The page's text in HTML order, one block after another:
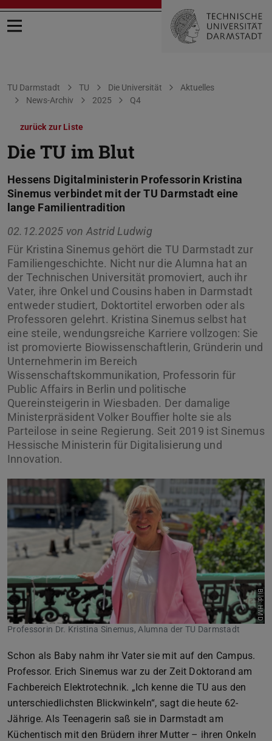
Menü öffnen
Sie befinden sich hier:
TU Darmstadt TU Die Universität
Aktuelles
News-Archiv
2025 Q4
zurück zur Liste
Die TU im Blut
Hessens Digitalministerin Professorin Kristina
Sinemus verbindet mit der TU Darmstadt eine
lange Familientradition
02.12.2025 von Astrid Ludwig
Für Kristina Sinemus gehört die TU Darmstadt zur
Familiengeschichte. Nicht nur die Alumna hat an
der Technischen Universität promoviert, auch ihr
Vater, ihre Onkel und Cousins haben in Darmstadt
entweder studiert, Doktortitel erworben oder als
Professoren gelehrt. Kristina Sinemus selbst hat
eine steile, wendungsreiche Karriere vollzogen: Sie
ist promovierte Biowissenschaftlerin, Gründerin und
Unternehmerin im Bereich
Wissenschaftskommunikation, Professorin für
Public Affairs in Berlin und politische
Quereinsteigerin in Wiesbaden. Der damalige
Ministerpräsident Volker Bouffier holte sie als
Parteilose in seine Regierung. Seit 2019 ist Sinemus
Hessische Ministerin für Digitalisierung und
Innovation.
Bild: HMD
Professorin Dr. Kristina Sinemus, Alumna der TU Darmstadt
Schon als Baby nahm ihr Vater sie mit auf den Campus.
Professor. Erich Sinemus war zu der Zeit Doktorand am
Fachbereich Elektrotechnik. „Ich kenne die TU aus den
unterschiedlichsten Blickwinkeln“, sagt die heute 62-
Jährige. Als Teenagerin saß sie in Darmstadt am
Küchentisch mit den Brüdern ihrer Mutter – ihren Onkeln